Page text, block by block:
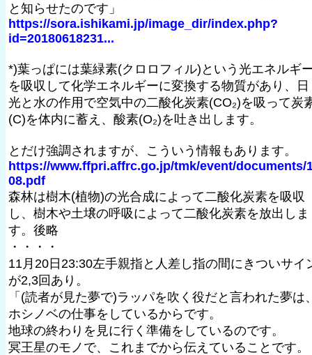
と知らせたのです」
https://sora.ishikami.jp/image_dir/index.php?
id=20180618231...
*)葉っぱには葉緑素(クロロフィル)という光エネルギ
を吸収して化学エネルギーに変換する物質があり、日
光と水の作用で空気中の二酸化炭素(CO₂)を吸って炭
(C)を体内に蓄え、酸素(O₂)を吐き出します。
とだけ強調されますが、こういう情報もあります。
https://www.ffpri.affrc.go.jp/tmk/event/documents/
08.pdf
森林は樹木(植物)の光合成によって二酸化炭素を吸収
し、樹木や土壌の呼吸によって二酸化炭素を放出しま
す。後略
・・・・
11月20日23:30左手親指と人差し指の間にきついサイ
が2,3回あり。
「(読者が見た夢で)ラッパを吹く役だと言われた夢は
ホシノベの仕事をしているからです。
地球の終わりを見に行く準備をしているのです。
冥王星のモノで、これまでから伝えていることです。